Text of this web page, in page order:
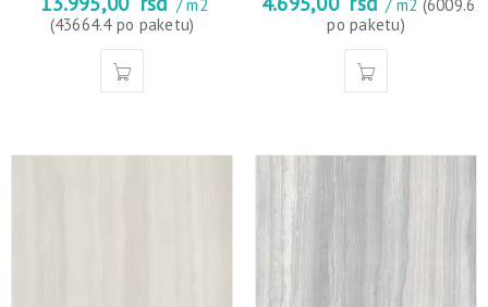
/ m2
(43664.4 po paketu)
/ m2 (6009.6
po paketu)